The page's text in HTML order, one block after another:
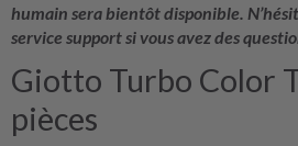
humain sera bientôt disponible.
service support si vous avez des
Giotto Turbo Color
pièces